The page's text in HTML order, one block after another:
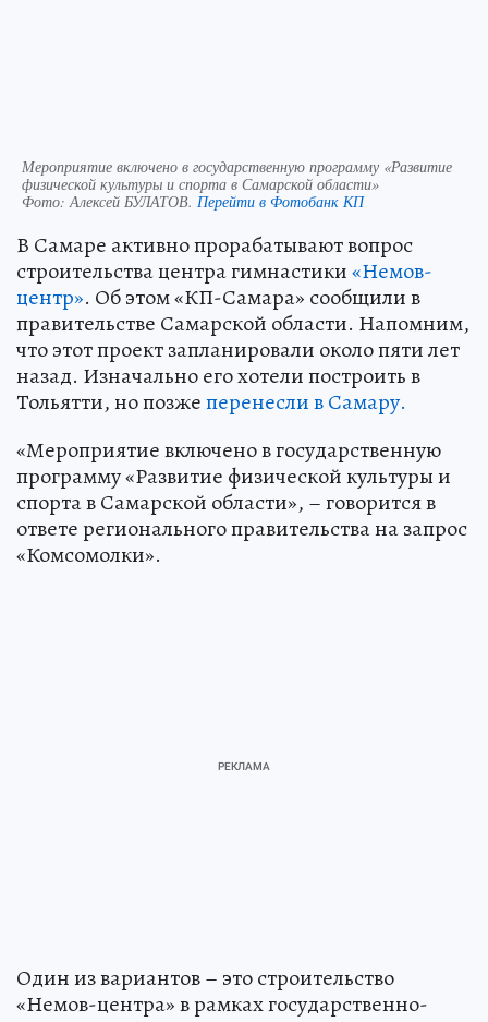
Мероприятие включено в государственную программу «Развитие
физической культуры и спорта в Самарской области»
Фото:Алексей БУЛАТОВ. Перейти в Фотобанк КП
В Самаре активно прорабатывают вопрос
строительства центра гимнастики«Немов-
центр». Об этом «КП-Самара» сообщили в
правительстве Самарской области. Напомним,
что этот проект запланировали около пяти лет
назад. Изначально его хотели построить в
Тольятти, но позжеперенесли в Самару.
«Мероприятие включено в государственную
программу «Развитие физической культуры и
спорта в Самарской области», – говорится в
ответе регионального правительства на запрос
«Комсомолки».
Один из вариантов – это строительство
«Немов-центра» в рамках государственно-